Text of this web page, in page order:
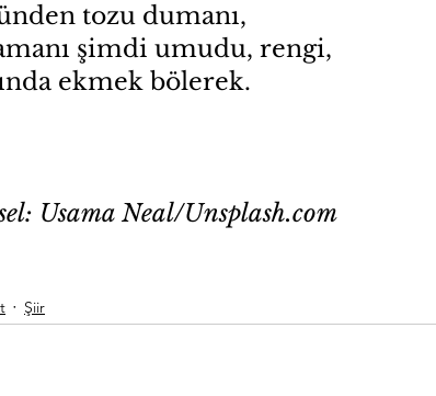
tozu dumanı,
şimdi umudu, rengi,
ekmek bölerek.
Usama Neal/Unsplash.com
Şiir